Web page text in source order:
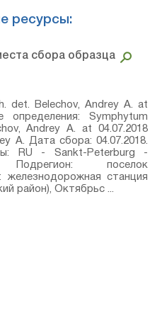
ресурсы:
сбора образца
det. Belechov, Andrey A. at
определения: Symphytum
Andrey A. at 04.07.2018
A. Дата сбора: 04.07.2018.
RU - Sankt-Peterburg -
поселок
железнодорожная станция
район), Октябрьс ...